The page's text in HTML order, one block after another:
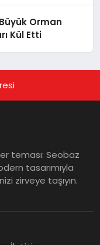
Orman
Kül Etti
teması: Seobaz
tasarımıyla
zirveye taşıyın.